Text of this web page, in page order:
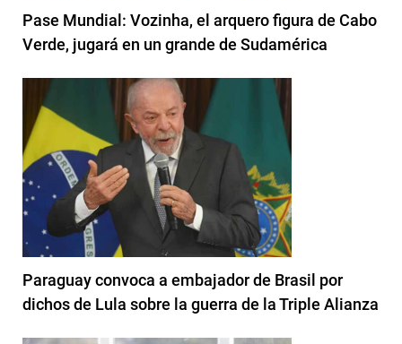
Pase Mundial: Vozinha, el arquero figura de Cabo
Verde, jugará en un grande de Sudamérica
Paraguay convoca a embajador de Brasil por
dichos de Lula sobre la guerra de la Triple Alianza